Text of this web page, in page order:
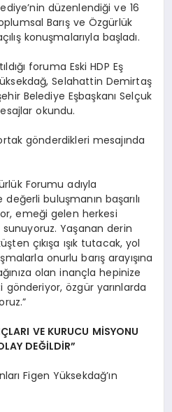
düzenlendiği ve 16
Barış ve Özgürlük
konuşmalarıyla başladı.
foruma Eski HDP Eş
Selahattin Demirtaş
Belediye Eşbaşkanı Selçuk
okundu.
gönderdikleri mesajında
Forumu adıyla
buluşmanın başarılı
emeği gelen herkesi
Yaşanan derin
çıkışa ışık tutacak, yol
onurlu barış arayışına
olan inançla hepinize
özgür yarınlarda
VE KURUCU MİSYONU
DEĞİLDİR”
Figen Yüksekdağ’ın